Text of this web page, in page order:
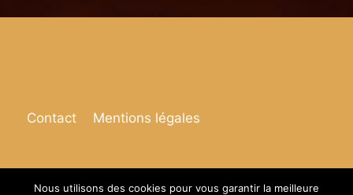
Contact Mentions légales
Nous utilisons des cookies pour vous garantir la meilleure